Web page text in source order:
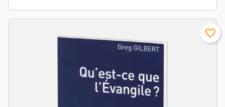
favorite_border